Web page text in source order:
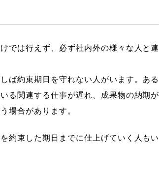
では行えず、必ず社内外の様々な人と連
ば約束期日を守れない人がいます。ある
る関連する仕事が遅れ、成果物の納期が
場合があります。
約束した期日までに仕上げていく人もい